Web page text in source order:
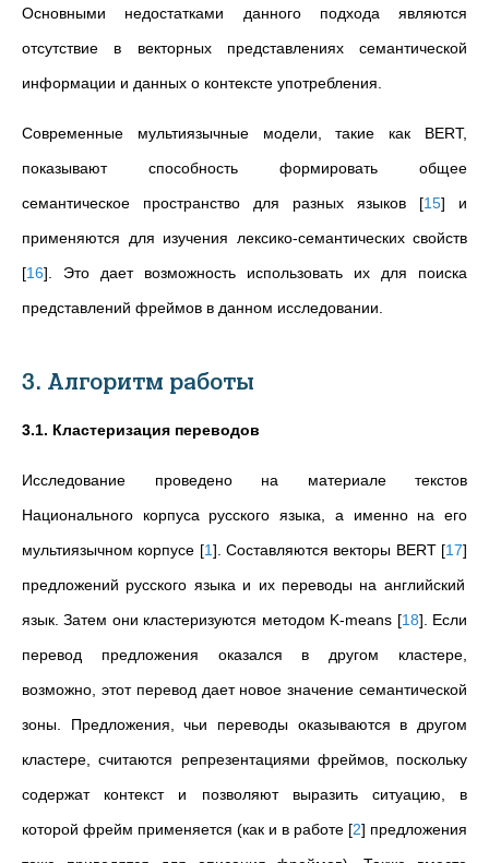
Основными недостатками данного подхода являются
отсутствие в векторных представлениях семантической
информации и данных о контексте употребления.
Современные мультиязычные модели, такие как BERT,
показывают способность формировать общее
семантическое пространство для разных языков [15] и
применяются для изучения лексико-семантических свойств
[16] . Это дает возможность использовать их для поиска
представлений фреймов в данном исследовании.
3. Алгоритм работы
3.1. Кластеризация переводов
Исследование проведено на материале текстов
Национального корпуса русского языка, а именно на его
мультиязычном корпусе [1] . Составляются векторы BERT [17]
предложений русского языка и их переводы на английский
язык. Затем они кластеризуются методом K-means [18] . Если
перевод предложения оказался в другом кластере,
возможно, этот перевод дает новое значение семантической
зоны. Предложения, чьи переводы оказываются в другом
кластере, считаются репрезентациями фреймов, поскольку
содержат контекст и позволяют выразить ситуацию, в
которой фрейм применяется (как и в работе [2] предложения